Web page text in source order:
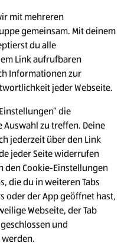
W
i
r
d
a
u
f
W
i
r
d
a
mit mehreren
gemeinsam. Mit deinem
du alle
Link aufrufbaren
Informationen zur
jeder Webseite.
die
zu treffen. Deine
jederzeit über den Link
jeder Seite widerrufen
den Cookie-Einstellungen
die du in weiteren Tabs
oder der App geöffnet hast,
Webseite, der Tab
und